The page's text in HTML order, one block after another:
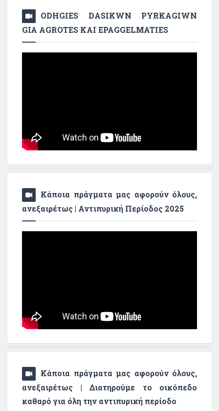
ODHGIES DASIKWN PYRKAGIWN
GIA AGROTES KAI EPAGGELMATIES
Κάποια πράγματα μας αφορούν όλους,
ανεξαιρέτως | Αντιπυρική Περίοδος 2025
Κάποια πράγματα μας αφορούν όλους,
ανεξαιρέτως | Διατηρούμε το οικόπεδο
καθαρό για όλη την αντιπυρική περίοδο